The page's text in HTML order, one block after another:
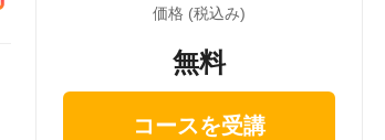
価格 (税込み)
無料
コースを受講